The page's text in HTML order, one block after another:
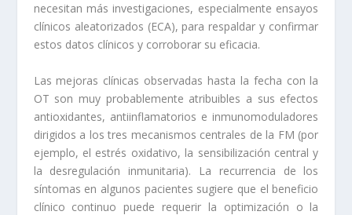
necesitan más investigaciones, especialmente ensayos
clínicos aleatorizados (ECA), para respaldar y confirmar
estos datos clínicos y corroborar su eficacia.
Las mejoras clínicas observadas hasta la fecha con la
OT son muy probablemente atribuibles a sus efectos
antioxidantes, antiinflamatorios e inmunomoduladores
dirigidos a los tres mecanismos centrales de la FM (por
ejemplo, el estrés oxidativo, la sensibilización central y
la desregulación inmunitaria). La recurrencia de los
síntomas en algunos pacientes sugiere que el beneficio
clínico continuo puede requerir la optimización o la